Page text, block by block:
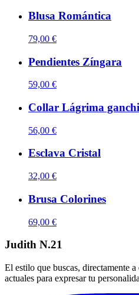
Blusa Romántica
79,00 €
Pendientes Zíngara
59,00 €
Collar Lágrima
56,00 €
Esclava Cristal
32,00 €
Brusa Colorines
69,00 €
Judith N.21
El estilo que buscas, directamente
actuales para expresar tu